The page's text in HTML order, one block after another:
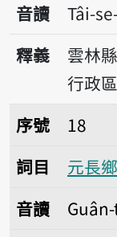
音讀
Tâi-
釋義
雲林
行政
序號18元長鄉
序號
18
詞目
元長鄉
音讀